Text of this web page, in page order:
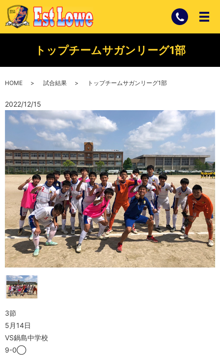
トップチームサガンリーグ1部
HOME 試合結果 トップチームサガンリーグ1部
2022/12/15
3節
5月14日
VS鍋島中学校
9-0◯